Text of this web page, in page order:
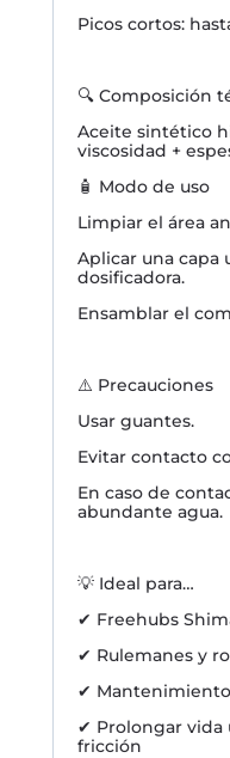
Picos cortos:
🔍 Composición
Aceite sintético
viscosidad +
🧴 Modo de uso
Limpiar el área
Aplicar una capa
dosificadora.
Ensamblar el
⚠️ Precauciones
Usar guantes.
Evitar contacto
En caso de
abundante agua.
💡 Ideal para…
✔ Freehubs
✔ Rulemanes y
✔
✔ Prolongar vida
fricción